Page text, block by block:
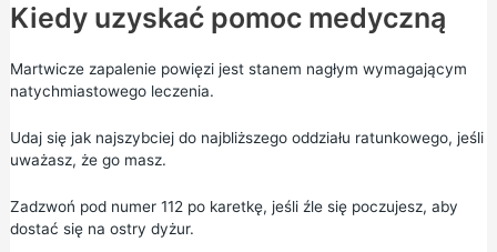
Kiedy uzyskać pomoc medyczną
Martwicze zapalenie powięzi jest stanem nagłym wymagającym
natychmiastowego leczenia.
Udaj się jak najszybciej do najbliższego oddziału ratunkowego, jeśli
uważasz, że go masz.
Zadzwoń pod numer 112 po karetkę, jeśli źle się poczujesz, aby
dostać się na ostry dyżur.